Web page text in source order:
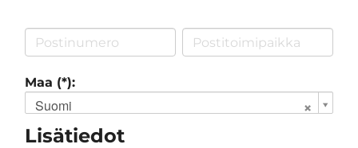
Maa (*):
Suomi
Lisätiedot